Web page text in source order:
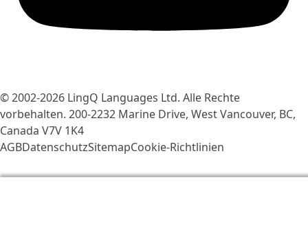
© 2002-2026 LingQ Languages Ltd. Alle Rechte
vorbehalten. 200-2232 Marine Drive, West Vancouver, BC,
Canada V7V 1K4
AGBDatenschutzSitemapCookie-Richtlinien